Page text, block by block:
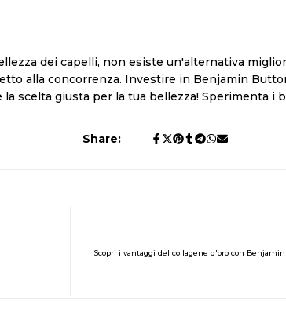
dei capelli, non esiste un'alternativa
alla concorrenza. Investire in Benjamin
scelta giusta per la tua bellezza! Sperimenta i
Share:
Scopri i vantaggi del collagene d'oro con